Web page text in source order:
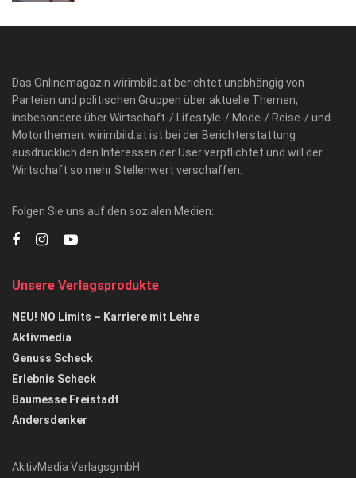
Das Onlinemagazin wirimbild.at berichtet unabhängig von
Parteien und politischen Gruppen über aktuelle Themen,
insbesondere über Wirtschaft-/ Lifestyle-/ Mode-/ Reise-/ und
Motorthemen. wirimbild.at ist bei der Berichterstattung
ausdrücklich den Interessen der User verpflichtet und will der
Wirtschaft so mehr Stellenwert verschaffen.
Folgen Sie uns auf den sozialen Medien:
Unsere Verlagsprodukte
NEU! NO Limits – Karriere mit Lehre
Aktivmedia
Genuss Scheck
Erlebnis Scheck
Baumesse Freistadt
Andersdenker
AktivMedia VerlagsgmbH